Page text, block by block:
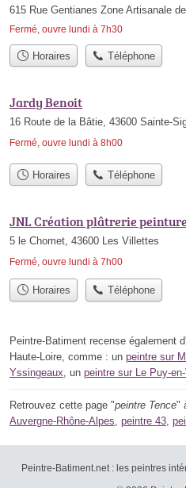
615 Rue Gentianes Zone Artisanale
Fermé, ouvre lundi à 7h30
Horaires Téléphone
Jardy Benoit
16 Route de la Bâtie, 43600 Sainte-
Fermé, ouvre lundi à 8h00
Horaires Téléphone
JNL Création plâtrerie peinture
5 le Chomet, 43600 Les Villettes
Fermé, ouvre lundi à 7h00
Horaires Téléphone
Peintre-Batiment recense également
Haute-Loire, comme : un peintre sur
Yssingeaux , un peintre sur Le Puy-
Retrouvez cette page "peintre Tence"
Auvergne-Rhône-Alpes peintre 43
Peintre-Batiment.net : les peintres